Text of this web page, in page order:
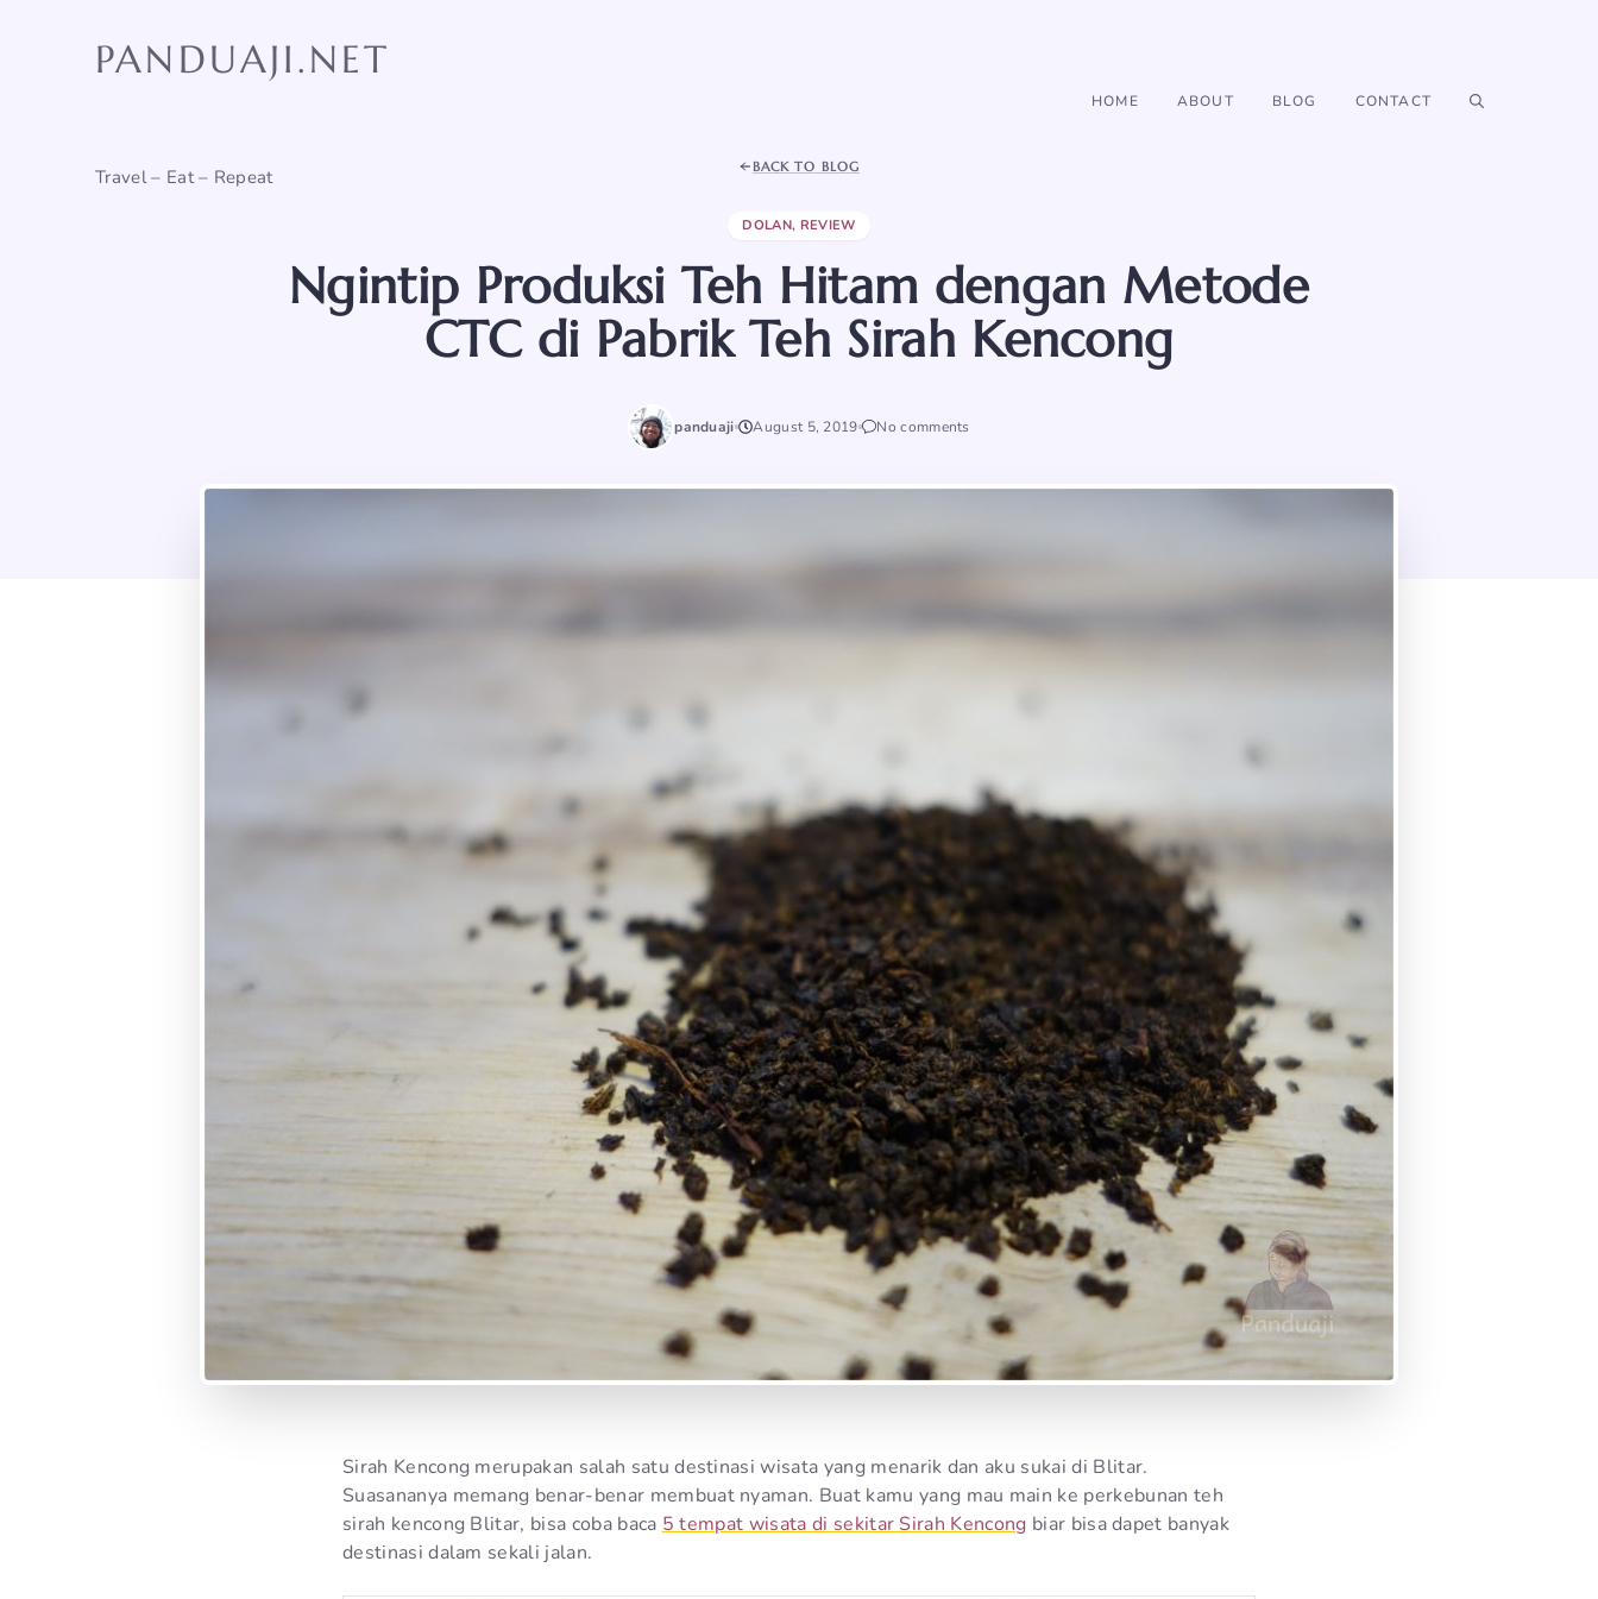
PANDUAJI.NET
Travel – Eat – Repeat
HOME ABOUT BLOG CONTACT
BACK TO BLOG
DOLAN, REVIEW
Ngintip Produksi Teh Hitam dengan Metode
CTC di Pabrik Teh Sirah Kencong
panduaji August 5, 2019 No comments
Sirah Kencong merupakan salah satu destinasi wisata yang menarik dan aku sukai di Blitar.
Suasananya memang benar-benar membuat nyaman. Buat kamu yang mau main ke perkebunan teh
sirah kencong Blitar, bisa coba baca 5 tempat wisata di sekitar Sirah Kencong biar bisa dapet banyak
destinasi dalam sekali jalan.